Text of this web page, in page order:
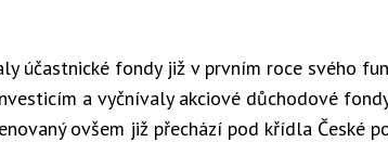
účastnické fondy již v prvním roce svého
a vyčnívaly akciové důchodové
ovšem již přechází pod křídla České